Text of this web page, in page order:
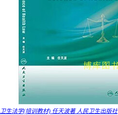
卫生法学(培训教材) 任天波著 人民卫生出版社